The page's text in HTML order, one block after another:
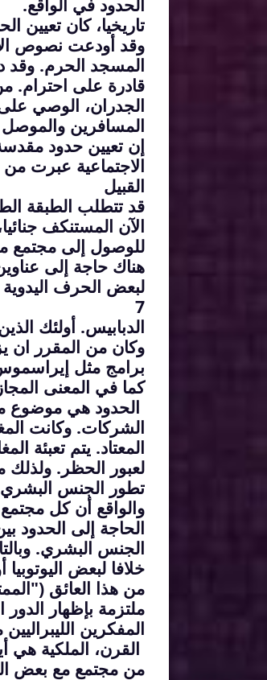
تاريخيا، كان تعيين
وقد أودعت نصوص
المسجد الحرم. وقد
قادرة على احترام.
الجدران، الوصي على
المسافرين
إن تعيين حدود
الاجتماعية عبرت
القبيل
قد تتطلب الطبقة
الآن المستنكف
للوصول إلى مجتمع
هناك حاجة إلى
لبعض الحرف اليدوية
7
الدبابيس. أولئك
وكان من المقرر ان
برامج مثل
كما في المعنى
الحدود هي موضوع
الشركات. وكانت
المعتاد. يتم تعبئة
لعبور الحظر.
تطور الجنس
والواقع أن كل
الحاجة إلى الحدود
الجنس البشري.
خلافا لبعض
من هذا العائق
ملتزمة بإظهار
المفكرين
القرن، الملكية هي
من مجتمع مع بعض